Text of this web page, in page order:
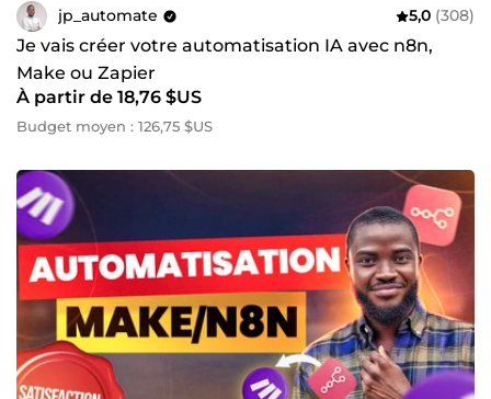
jp_automate 5,0 (308)
Je vais créer votre automatisation IA avec n8n,
Make ou Zapier
À partir de 18,76 $US
Budget moyen : 126,75 $US